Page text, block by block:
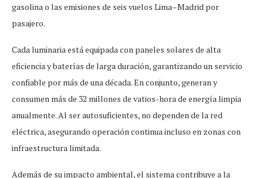
gasolina o las emisiones de seis vuelos Lima–Madrid por
pasajero.
Cada luminaria está equipada con paneles solares de alta
eficiencia y baterías de larga duración, garantizando un servicio
confiable por más de una década. En conjunto, generan y
consumen más de 32 millones de vatios-hora de energía limpia
anualmente. Al ser autosuficientes, no dependen de la red
eléctrica, asegurando operación continua incluso en zonas con
infraestructura limitada.
Además de su impacto ambiental, el sistema contribuye a la